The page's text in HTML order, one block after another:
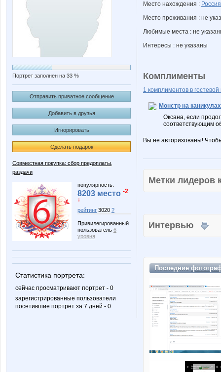
Портрет заполнен на 33 %
Отправить приватное сообщение
Добавить в друзья
Игнорировать
Сделать подарок
Совместная покупка: сбор предоплаты,
раздачи
популярность:
8203 место -2
↓
рейтинг 3020 ?
Привилегированный
пользователь 6
уровня
Статистика портрета:
сейчас просматривают портрет - 0
зарегистрированные пользователи
посетившие портрет за 7 дней - 0
Место нахождения : Россия
Место проживания : не
Любимые места : не
Интересы : не указаны
Комплименты
1 комплиментов в гостевой
Монстр на каникулах
Оксана, если
соответствующим
Вы не авторизованы!
Метки
Интервью
Последние